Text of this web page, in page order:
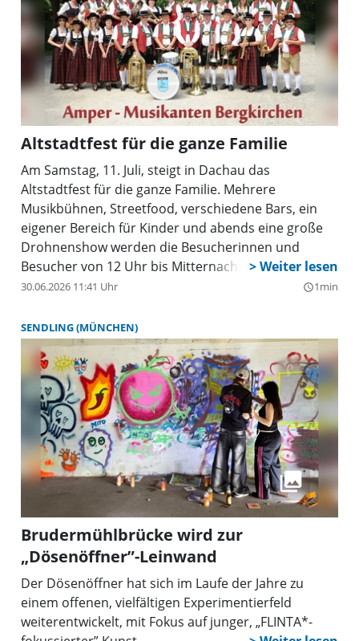
Altstadtfest für die ganze Familie
Am Samstag, 11. Juli, steigt in Dachau das
Altstadtfest für die ganze Familie. Mehrere
Musikbühnen, Streetfood, verschiedene Bars, ein
eigener Bereich für Kinder und abends eine große
Drohnenshow werden die Besucherinnen und
Besucher von 12 Uhr bis Mitternacht begeistern.
Der Eintritt ist frei.
30.06.2026 11:41 Uhr query_builder1min
SENDLING (MÜNCHEN)
Brudermühlbrücke wird zur
„Dösenöffner”-Leinwand
Der Dösenöffner hat sich im Laufe der Jahre zu
einem offenen, vielfältigen Experimentierfeld
weiterentwickelt, mit Fokus auf junger, „FLINTA*-